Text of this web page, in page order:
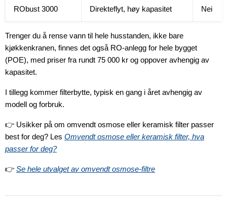
RObust 3000 Direkteflyt, høy kapasitet Nei
Trenger du å rense vann til hele husstanden, ikke bare
kjøkkenkranen, finnes det også RO-anlegg for hele bygget
(POE), med priser fra rundt 75 000 kr og oppover avhengig av
kapasitet.
I tillegg kommer filterbytte, typisk en gang i året avhengig av
modell og forbruk.
👉 Usikker på om omvendt osmose eller keramisk filter passer
best for deg? Les Omvendt osmose eller keramisk filter, hva
passer for deg?
👉 Se hele utvalget av omvendt osmose-filtre